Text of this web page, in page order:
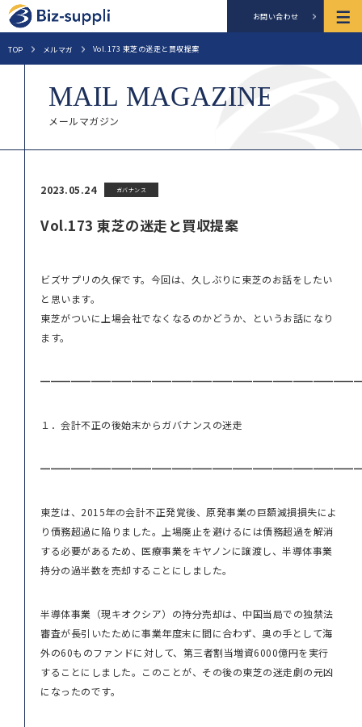
お問い合わせ
TOP メルマガ Vol.173 東芝の迷走と買収提案
メールマガジン
2023.05.24 ガバナンス
Vol.173 東芝の迷走と買収提案
ビズサプリの久保です。今回は、久しぶりに東芝のお話をしたい
と思います。
東芝がついに上場会社でなくなるのかどうか、というお話になり
ます。
１．会計不正の後始末からガバナンスの迷走
東芝は、2015年の会計不正発覚後、原発事業の巨額減損損失によ
り債務超過に陥りました。上場廃止を避けるには債務超過を解消
する必要があるため、医療事業をキヤノンに譲渡し、半導体事業
持分の過半数を売却することにしました。
半導体事業（現キオクシア）の持分売却は、中国当局での独禁法
審査が長引いたために事業年度末に間に合わず、奥の手として海
外の60ものファンドに対して、第三者割当増資6000億円を実行
することにしました。このことが、その後の東芝の迷走劇の元凶
になったのです。